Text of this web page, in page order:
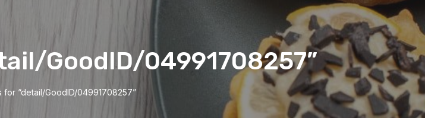
GoodID/04991708257”
for “detail/GoodID/04991708257”